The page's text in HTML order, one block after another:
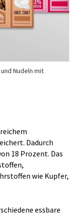
Nudeln mit
Dadurch
18 Prozent. Das
wie Kupfer,
essbare